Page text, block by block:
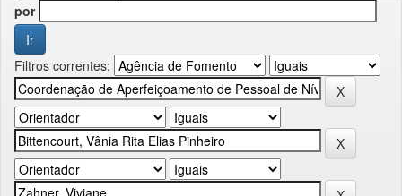
por
Filtros correntes: